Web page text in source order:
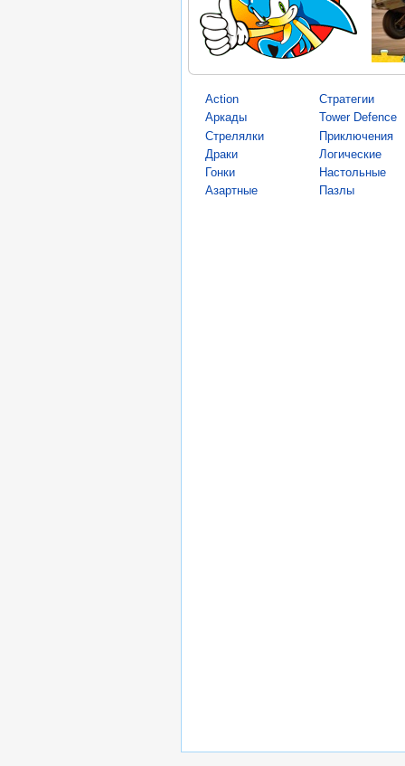
Action
Аркады
Стрелялки
Драки
Гонки
Азартные
Стратегии
Tower Defence
Приключения
Логические
Настольные
Пазлы